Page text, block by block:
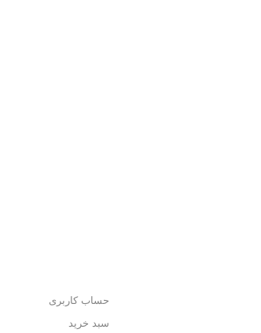
حساب کاربری
سبد خرید